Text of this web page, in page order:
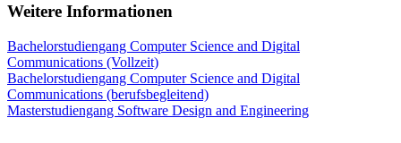
Weitere Informationen
Bachelorstudiengang Computer Science and Digital
Communications (Vollzeit)
Bachelorstudiengang Computer Science and Digital
Communications (berufsbegleitend)
Masterstudiengang Software Design and Engineering